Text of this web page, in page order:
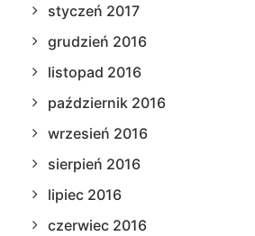
styczeń 2017
grudzień 2016
listopad 2016
październik 2016
wrzesień 2016
sierpień 2016
lipiec 2016
czerwiec 2016